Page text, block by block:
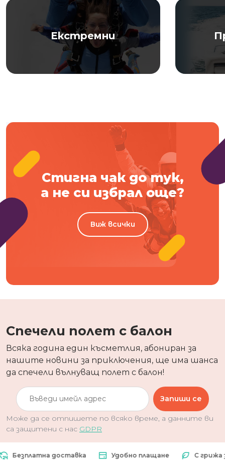
Екстремни
Стигна чак до тук,
а не си избрал още?
Виж всички
Спечели полет с балон
Всяка година един късметлия, абониран за
нашите новини за приключения, ще има шанса
да спечели вълнуващ полет с балон!
Запиши се
Може да се отпишете по всяко време, а данните ви
са защитени с нас GDPR
доставка Удобно плащане С грижа за